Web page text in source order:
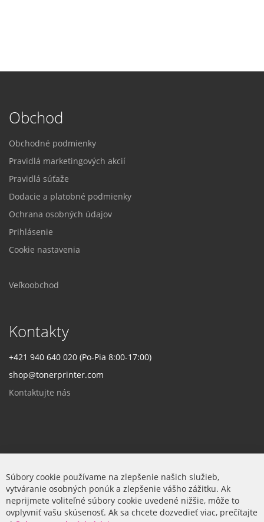
Obchod
Obchodné podmienky
Pravidlá marketingových akcií
Pravidlá súťaže
Dodacie a platobné podmienky
Ochrana osobných údajov
Prihlásenie
Cookie nastavenia
Veľkoobchod
Kontakty
+421 940 640 020 (Po-Pia 8:00-17:00)
shop@tonerprinter.com
Kontaktujte nás
Firma
O nás
Súbory cookie používame na zlepšenie našich služieb,
vytváranie osobných ponúk a zlepšenie vášho zážitku. Ak
neprijmete voliteľné súbory cookie uvedené nižšie, môže to
ovplyvniť vašu skúsenosť. Ak sa chcete dozvedieť viac, prečítajte